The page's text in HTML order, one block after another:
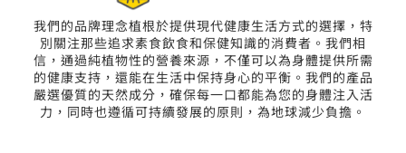
我們的品牌理念植根於提供現代健康生活方式的選擇，特
別關注那些追求素食飲食和保健知識的消費者。我們相
信，通過純植物性的營養來源，不僅可以為身體提供所需
的健康支持，還能在生活中保持身心的平衡。我們的產品
嚴選優質的天然成分，確保每一口都能為您的身體注入活
力，同時也遵循可持續發展的原則，為地球減少負擔。